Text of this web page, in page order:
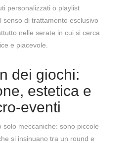
personalizzati o playlist
senso di trattamento esclusivo
nelle serate in cui si cerca
e piacevole.
dei giochi:
estetica e
eventi
solo meccaniche: sono piccole
si insinuano tra un round e